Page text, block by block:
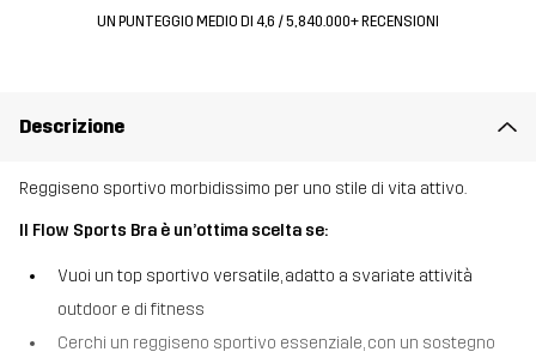
UN PUNTEGGIO MEDIO DI 4,6 / 5, 840.000+ RECENSIONI
Descrizione
Reggiseno sportivo morbidissimo per uno stile di vita attivo.
Il Flow Sports Bra è un’ottima scelta se:
Vuoi un top sportivo versatile, adatto a svariate attività
outdoor e di fitness
Cerchi un reggiseno sportivo essenziale, con un sostegno